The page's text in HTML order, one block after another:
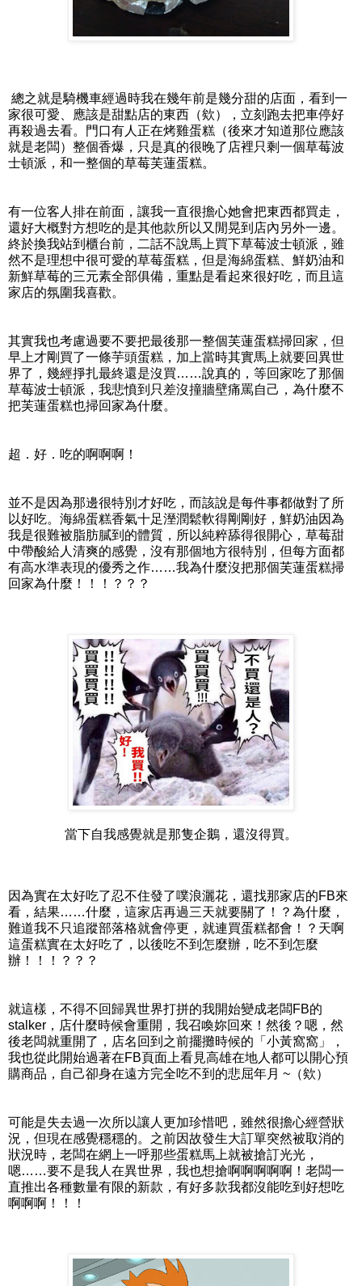
總之就是騎機車經過時我在幾年前是幾分甜的店面，看到一
家很可愛、應該是甜點店的東西（欸），立刻跑去把車停好
再殺過去看。門口有人正在烤雞蛋糕（後來才知道那位應該
就是老闆）整個香爆，只是真的很晚了店裡只剩一個草莓波
士頓派，和一整個的草莓芙蓮蛋糕。
有一位客人排在前面，讓我一直很擔心她會把東西都買走，
還好大概對方想吃的是其他款所以又閒晃到店內另外一邊。
終於換我站到櫃台前，二話不說馬上買下草莓波士頓派，雖
然不是理想中很可愛的草莓蛋糕，但是海綿蛋糕、鮮奶油和
新鮮草莓的三元素全部俱備，重點是看起來很好吃，而且這
家店的氛圍我喜歡。
其實我也考慮過要不要把最後那一整個芙蓮蛋糕掃回家，但
早上才剛買了一條芋頭蛋糕，加上當時其實馬上就要回異世
界了，幾經掙扎最終還是沒買……說真的，等回家吃了那個
草莓波士頓派，我悲憤到只差沒撞牆壁痛罵自己，為什麼不
把芙蓮蛋糕也掃回家為什麼。
超．好．吃的啊啊啊！
並不是因為那邊很特別才好吃，而該說是每件事都做對了所
以好吃。海綿蛋糕香氣十足溼潤鬆軟得剛剛好，鮮奶油因為
我是很難被脂肪膩到的體質，所以純粹舔得很開心，草莓甜
中帶酸給人清爽的感覺，沒有那個地方很特別，但每方面都
有高水準表現的優秀之作……我為什麼沒把那個芙蓮蛋糕掃
回家為什麼！！！？？？
當下自我感覺就是那隻企鵝，還沒得買。
因為實在太好吃了忍不住發了噗浪灑花，還找那家店的FB來
看，結果……什麼，這家店再過三天就要關了！？為什麼，
難道我不只追蹤部落格就會停更，就連買蛋糕都會！？天啊
這蛋糕實在太好吃了，以後吃不到怎麼辦，吃不到怎麼
辦！！！？？？
就這樣，不得不回歸異世界打拼的我開始變成老闆FB的
stalker，店什麼時候會重開，我召喚妳回來！然後？嗯，然
後老闆就重開了，店名回到之前擺攤時候的「小黃窩窩」，
我也從此開始過著在FB頁面上看見高雄在地人都可以開心預
購商品，自己卻身在遠方完全吃不到的悲屈年月 ~（欸）
可能是失去過一次所以讓人更加珍惜吧，雖然很擔心經營狀
況，但現在感覺穩穩的。之前因故發生大訂單突然被取消的
狀況時，老闆在網上一呼那些蛋糕馬上就被搶訂光光，
嗯……要不是我人在異世界，我也想搶啊啊啊啊啊！老闆一
直推出各種數量有限的新款，有好多款我都沒能吃到好想吃
啊啊啊！！！